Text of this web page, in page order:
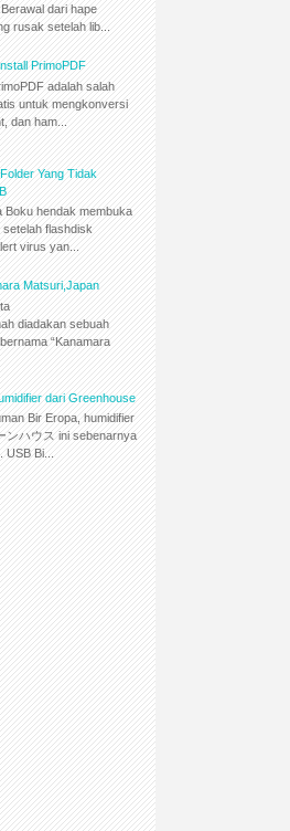
dari hape
rusak setelah lib...
PrimoPDF
adalah salah
untuk mengkonversi
dan ham...
Yang Tidak
Boku hendak membuka
setelah flashdisk
virus yan...
Matsuri,Japan
diadakan sebuah
“Kanamara
dari Greenhouse
Bir Eropa, humidifier
ンハウス ini sebenarnya
USB Bi...